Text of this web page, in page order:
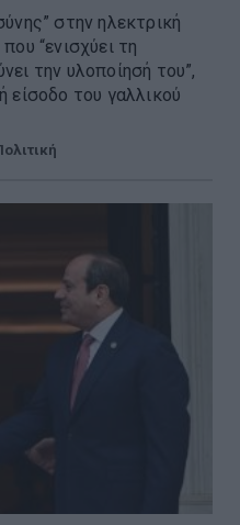
στην ηλεκτρική
“ενισχύει τη
την υλοποίησή του”,
είσοδο του γαλλικού